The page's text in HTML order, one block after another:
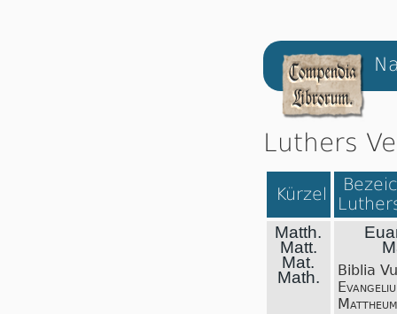
Luthers
Kürzel
Matth.
Matt.
Mat.
Math.
Biblia
Mattheum